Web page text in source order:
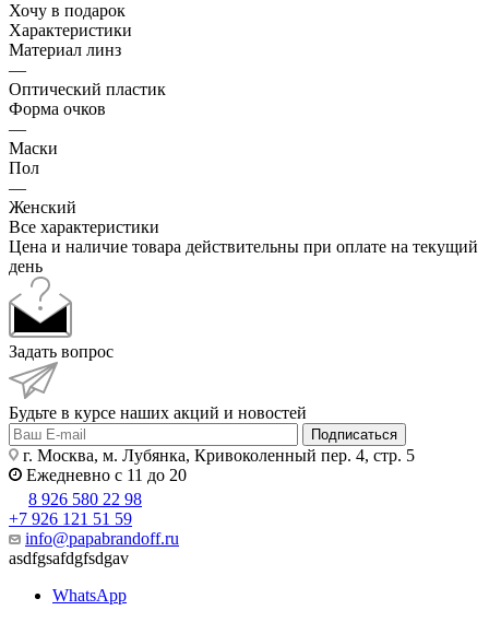
Хочу в подарок
Характеристики
Материал линз
—
Оптический пластик
Форма очков
—
Маски
Пол
—
Женский
Все характеристики
Цена и наличие товара действительны при оплате на текущий
день
Задать вопрос
Будьте в курсе наших акций и новостей
Подписаться
г. Москва, м. Лубянка, Кривоколенный пер. 4, стр. 5
Ежедневно с 11 до 20
8 926 580 22 98
+7 926 121 51 59
info@papabrandoff.ru
asdfgsafdgfsdgav
WhatsApp